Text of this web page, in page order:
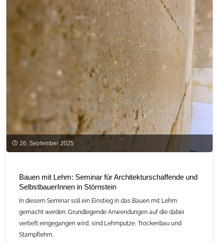
Gartenschau
Wald"
26. September 2025
Bauen mit Lehm: Seminar für Architekturschaffende und
SelbstbauerInnen in Störnstein
In diesem Seminar soll ein Einstieg in das Bauen mit Lehm
gemacht werden. Grundlegende Anwendungen auf die dabei
vertieft eingegangen wird, sind Lehmputze, Trockenbau und
Stampflehm.